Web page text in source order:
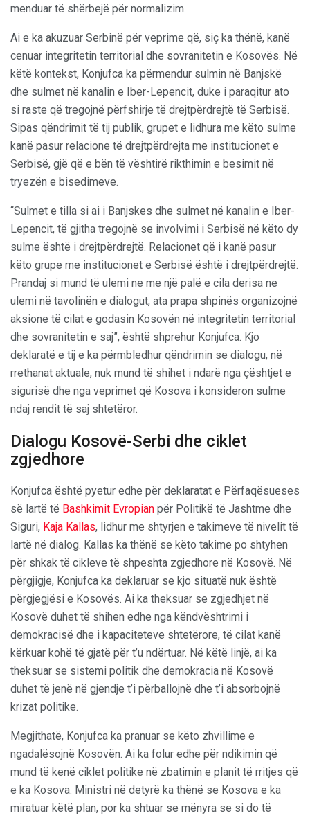
menduar të shërbejë për normalizim.
Ai e ka akuzuar Serbinë për veprime që, siç ka thënë, kanë
cenuar integritetin territorial dhe sovranitetin e Kosovës. Në
këtë kontekst, Konjufca ka përmendur sulmin në Banjskë
dhe sulmet në kanalin e Iber-Lepencit, duke i paraqitur ato
si raste që tregojnë përfshirje të drejtpërdrejtë të Serbisë.
Sipas qëndrimit të tij publik, grupet e lidhura me këto sulme
kanë pasur relacione të drejtpërdrejta me institucionet e
Serbisë, gjë që e bën të vështirë rikthimin e besimit në
tryezën e bisedimeve.
“Sulmet e tilla si ai i Banjskes dhe sulmet në kanalin e Iber-
Lepencit, të gjitha tregojnë se involvimi i Serbisë në këto dy
sulme është i drejtpërdrejtë. Relacionet që i kanë pasur
këto grupe me institucionet e Serbisë është i drejtpërdrejtë.
Prandaj si mund të ulemi ne me një palë e cila derisa ne
ulemi në tavolinën e dialogut, ata prapa shpinës organizojnë
aksione të cilat e godasin Kosovën në integritetin territorial
dhe sovranitetin e saj”, është shprehur Konjufca. Kjo
deklaratë e tij e ka përmbledhur qëndrimin se dialogu, në
rrethanat aktuale, nuk mund të shihet i ndarë nga çështjet e
sigurisë dhe nga veprimet që Kosova i konsideron sulme
ndaj rendit të saj shtetëror.
Dialogu Kosovë-Serbi dhe ciklet
zgjedhore
Konjufca është pyetur edhe për deklaratat e Përfaqësueses
së lartë të Bashkimit Evropian për Politikë të Jashtme dhe
Siguri, Kaja Kallas, lidhur me shtyrjen e takimeve të nivelit të
lartë në dialog. Kallas ka thënë se këto takime po shtyhen
për shkak të cikleve të shpeshta zgjedhore në Kosovë. Në
përgjigje, Konjufca ka deklaruar se kjo situatë nuk është
përgjegjësi e Kosovës. Ai ka theksuar se zgjedhjet në
Kosovë duhet të shihen edhe nga këndvështrimi i
demokracisë dhe i kapaciteteve shtetërore, të cilat kanë
kërkuar kohë të gjatë për t’u ndërtuar. Në këtë linjë, ai ka
theksuar se sistemi politik dhe demokracia në Kosovë
duhet të jenë në gjendje t’i përballojnë dhe t’i absorbojnë
krizat politike.
Megjithatë, Konjufca ka pranuar se këto zhvillime e
ngadalësojnë Kosovën. Ai ka folur edhe për ndikimin që
mund të kenë ciklet politike në zbatimin e planit të rritjes që
e ka Kosova. Ministri në detyrë ka thënë se Kosova e ka
miratuar këtë plan, por ka shtuar se mënyra se si do të